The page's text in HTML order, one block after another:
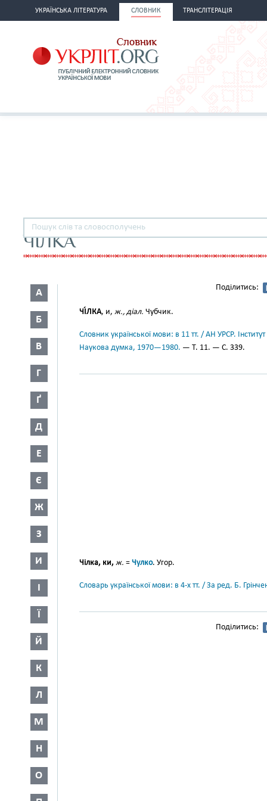
УКРАЇНСЬКА ЛІТЕРАТУРА СЛОВНИК ТРАНСЛІТЕРАЦІЯ
ЧІЛКА
А
Б
В
Г
Ґ
Д
Е
Є
Ж
З
И
І
Ї
Й
К
Л
М
Н
О
Поділитись:
ЧІ́ЛКА, и, ж., діал. Чубчик.
Словник української мови: в 11 тт. / АН УРСР.
Наукова думка, 1970—1980. — Т. 11. — С. 339.
Чілка, ки, ж. = Чулко. Угор.
Словарь української мови: в 4-х тт. / За ред. Б.
Поділитись: